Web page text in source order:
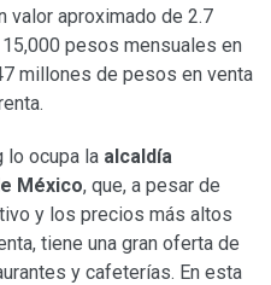
valor aproximado de 2.7
pesos mensuales en
millones de pesos en venta
lo ocupa la alcaldía
México, que, a pesar de
y los precios más altos
tiene una gran oferta de
y cafeterías. En esta